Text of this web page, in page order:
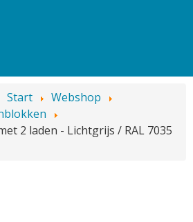
Start
Webshop
2 laden - Lichtgrijs / RAL 7035